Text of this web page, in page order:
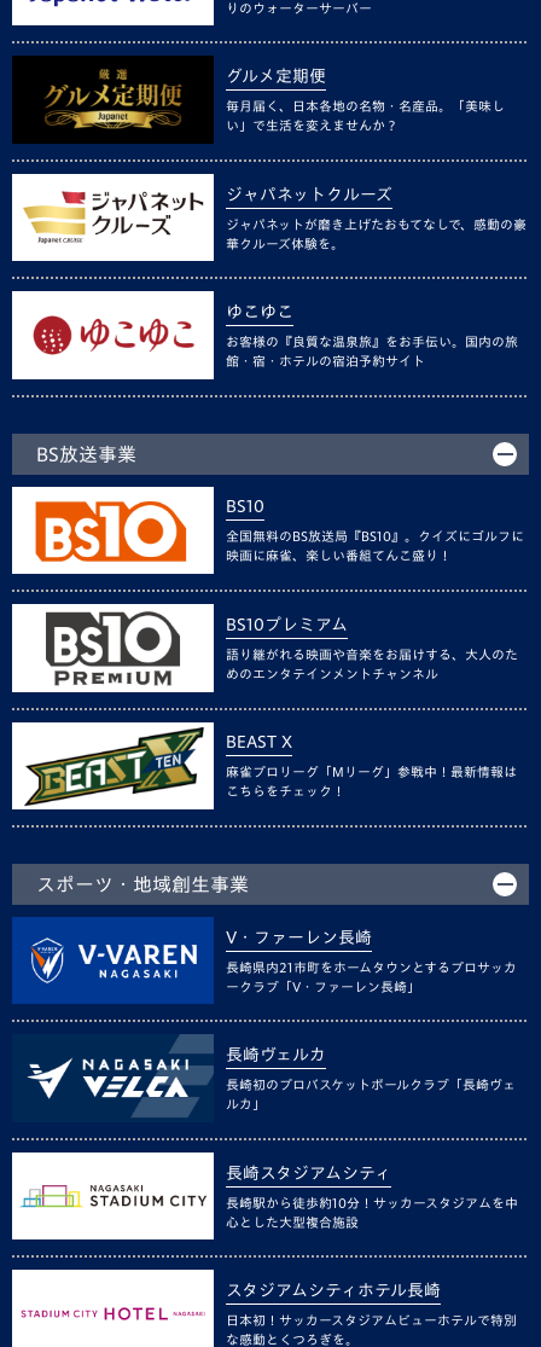
りのウォーターサーバー
グルメ定期便
毎月届く、日本各地の名物・名産品。「美味し
い」で生活を変えませんか？
ジャパネットクルーズ
ジャパネットが磨き上げたおもてなしで、感動の豪
華クルーズ体験を。
ゆこゆこ
お客様の『良質な温泉旅』をお手伝い。国内の旅
館・宿・ホテルの宿泊予約サイト
BS放送事業
BS10
全国無料のBS放送局『BS10』。クイズにゴルフに
映画に麻雀、楽しい番組てんこ盛り！
BS10プレミアム
語り継がれる映画や音楽をお届けする、大人のた
めのエンタテインメントチャンネル
BEAST X
麻雀プロリーグ「Mリーグ」参戦中！最新情報は
こちらをチェック！
スポーツ・地域創生事業
V・ファーレン長崎
長崎県内21市町をホームタウンとするプロサッカ
ークラブ「V・ファーレン長崎」
長崎ヴェルカ
長崎初のプロバスケットボールクラブ「長崎ヴェ
ルカ」
長崎スタジアムシティ
長崎駅から徒歩約10分！サッカースタジアムを中
心とした大型複合施設
スタジアムシティホテル長崎
日本初！サッカースタジアムビューホテルで特別
な感動とくつろぎを。